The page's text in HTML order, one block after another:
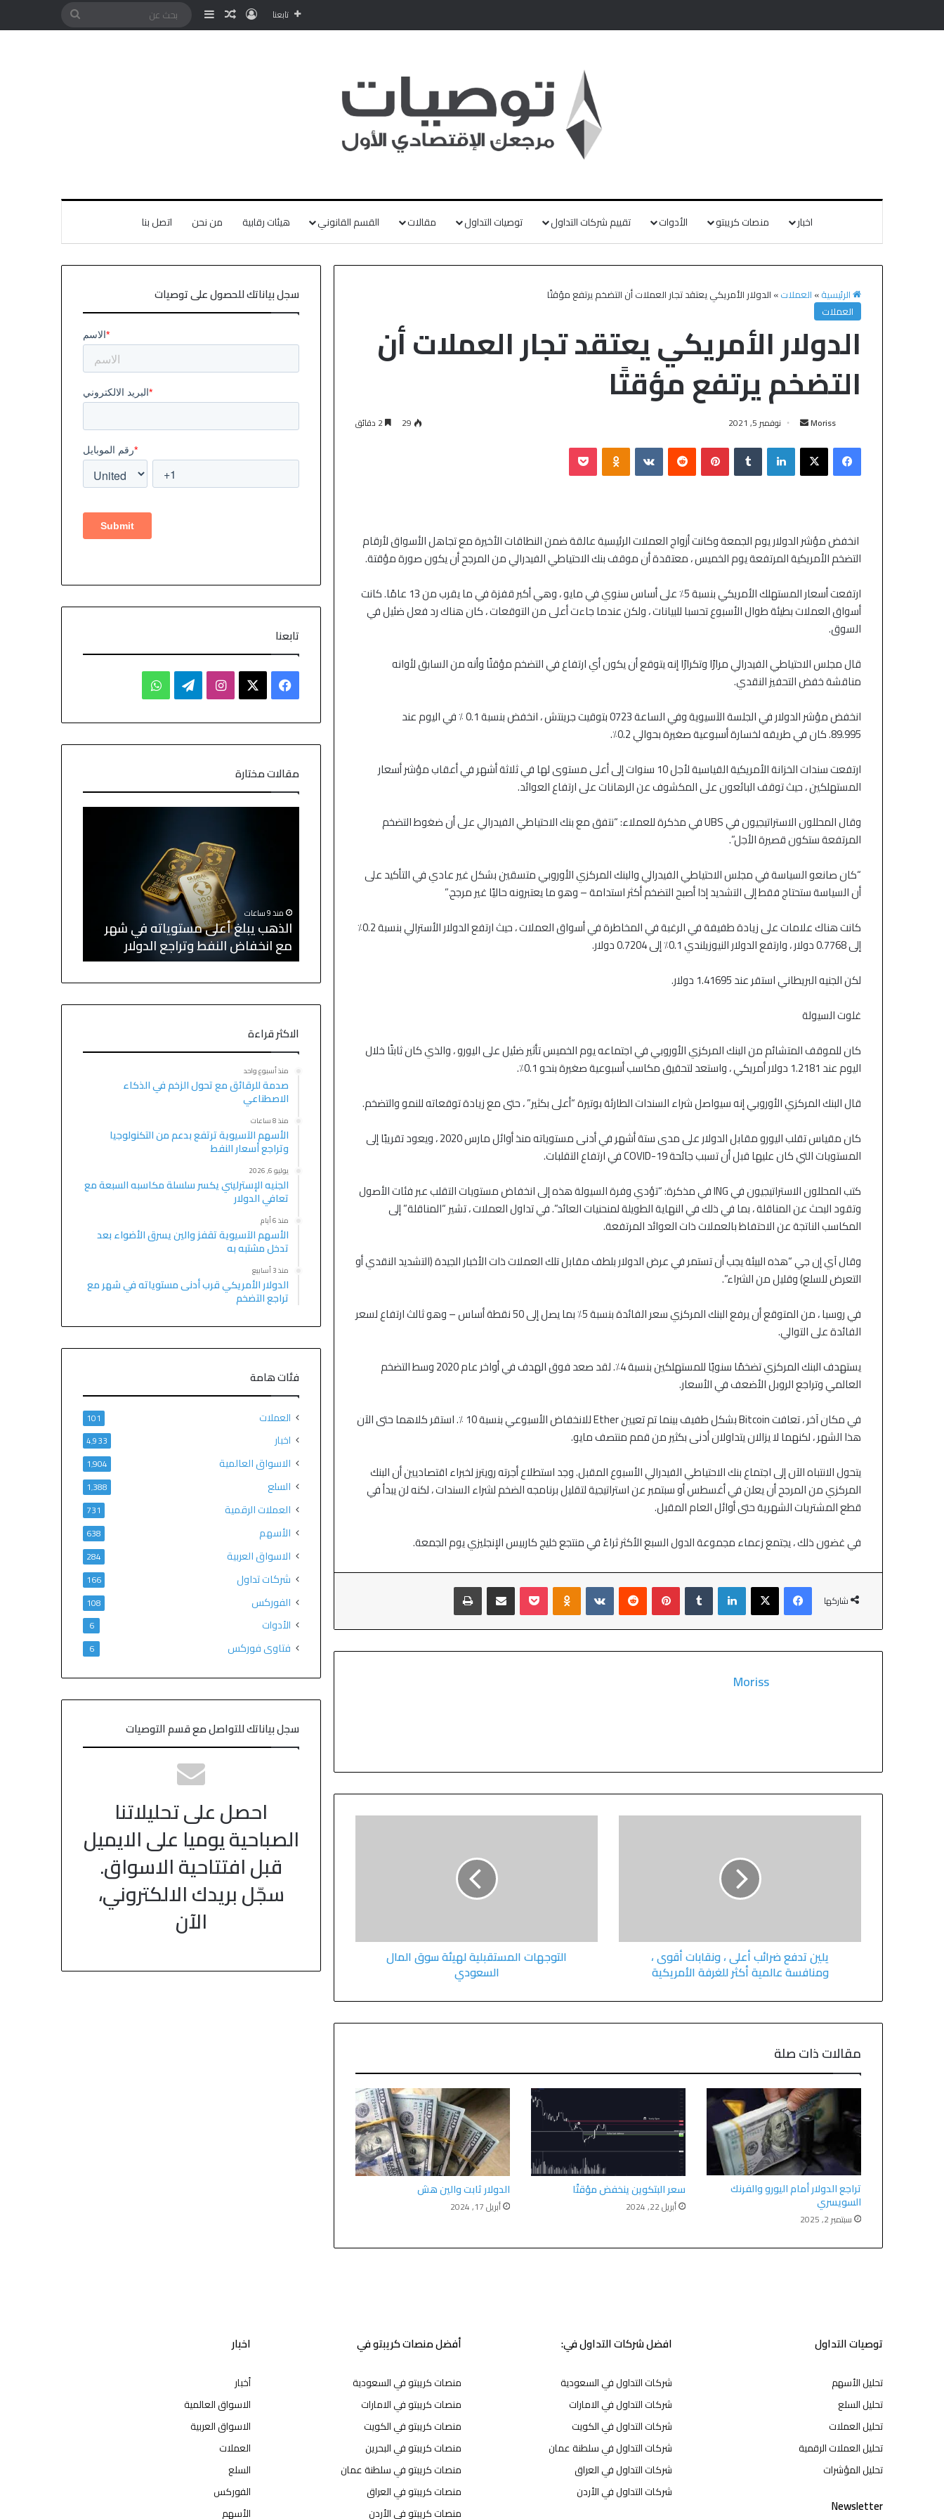
تابعنا
اخبار منصات كريبتو الأدوات تقييم شركات التداول توصيات التداول مقالات القسم القانوني هيئات رقابية من نحن اتصل بنا
الرئيسية» العملات» الدولار الأمريكي يعتقد تجار العملات أن التضخم يرتفع مؤقتًا
العملات
الدولار الأمريكي يعتقد تجار العملات أن
التضخم يرتفع مؤقتًا
Moriss نوفمبر 5, 2021 29
انخفض مؤشر الدولار يوم الجمعة وكانت أزواج العملات الرئيسية عالقة ضمن النطاقات الأخيرة مع تجاهل الأسواق لأرقام
التضخم الأمريكية المرتفعة يوم الخميس ، معتقدة أن موقف بنك الاحتياطي الفيدرالي من المرجح أن يكون صورة مؤقتة.
ارتفعت أسعار المستهلك الأمريكي بنسبة 5٪ على أساس سنوي في مايو ، وهي أكبر قفزة في ما يقرب من 13 عامًا. كانت
أسواق العملات بطيئة طوال الأسبوع تحسبا للبيانات ، ولكن عندما جاءت أعلى من التوقعات ، كان هناك رد فعل ضئيل في
السوق.
قال مجلس الاحتياطي الفيدرالي مرارًا وتكرارًا إنه يتوقع أن يكون أي ارتفاع في التضخم مؤقتًا وأنه من السابق لأوانه
مناقشة خفض التحفيز النقدي.
انخفض مؤشر الدولار في الجلسة الآسيوية وفي الساعة 0723 بتوقيت جرينتش ، انخفض بنسبة 0.1 ٪ في اليوم عند
89.995. كان في طريقه لخسارة أسبوعية صغيرة بحوالي 0.2٪.
ارتفعت سندات الخزانة الأمريكية القياسية لأجل 10 سنوات إلى أعلى مستوى لها في ثلاثة أشهر في أعقاب مؤشر أسعار
المستهلكين ، حيث توقف البائعون على المكشوف عن الرهانات على ارتفاع العوائد.
وقال المحللون الاستراتيجيون في UBS في مذكرة للعملاء: “نتفق مع بنك الاحتياطي الفيدرالي على أن ضغوط التضخم
المرتفعة ستكون قصيرة الأجل”.
“كان صانعو السياسة في مجلس الاحتياطي الفيدرالي والبنك المركزي الأوروبي متسقين بشكل غير عادي في التأكيد على
أن السياسة ستحتاج فقط إلى التشديد إذا أصبح التضخم أكثر استدامة – وهو ما يعتبرونه حاليًا غير مرجح.”
كانت هناك علامات على زيادة طفيفة في الرغبة في المخاطرة في أسواق العملات ، حيث ارتفع الدولار الأسترالي بنسبة 0.2٪
إلى 0.7768 دولار ، وارتفع الدولار النيوزيلندي 0.1٪ إلى 0.7204 دولار.
لكن الجنيه البريطاني استقر عند 1.41695 دولار.
غلوت السيولة
كان للموقف المتشائم من البنك المركزي الأوروبي في اجتماعه يوم الخميس تأثير ضئيل على اليورو ، والذي كان ثابتًا خلال
اليوم عند 1.2181 دولار أمريكي ، واستعد لتحقيق مكاسب أسبوعية صغيرة بنحو 0.1٪.
قال البنك المركزي الأوروبي إنه سيواصل شراء السندات الطارئة بوتيرة “أعلى بكثير” ، حتى مع زيادة توقعاته للنمو والتضخم.
كان مقياس تقلب اليورو مقابل الدولار على مدى ستة أشهر في أدنى مستوياته منذ أوائل مارس 2020 ، ويعود تقريبًا إلى
المستويات التي كان عليها قبل أن تسبب جائحة COVID-19 في ارتفاع التقلبات.
كتب المحللون الاستراتيجيون في ING في مذكرة: “تؤدي وفرة السيولة هذه إلى انخفاض مستويات التقلب عبر فئات الأصول
وتقود البحث عن المناقلة ، بما في ذلك في النهاية الطويلة لمنحنيات العائد”. في تداول العملات ، تشير “المناقلة” إلى
المكاسب الناتجة عن الاحتفاظ بالعملات ذات العوائد المرتفعة.
وقال آي إن جي “هذه البيئة يجب أن تستمر في عرض الدولار بلطف مقابل تلك العملات ذات الأخبار الجيدة (التشديد النقدي أو
التعرض للسلع) وقليل من الشراء”.
في روسيا ، من المتوقع أن يرفع البنك المركزي سعر الفائدة بنسبة 5٪ بما يصل إلى 50 نقطة أساس – وهو ثالث ارتفاع لسعر
الفائدة على التوالي.
يستهدف البنك المركزي تضخمًا سنويًا للمستهلكين بنسبة 4٪. لقد صعد فوق الهدف في أواخر عام 2020 وسط التضخم
العالمي وتراجع الروبل الأضعف في الأسعار.
في مكان آخر ، تعافت Bitcoin بشكل طفيف بينما تم تعيين Ether للانخفاض الأسبوعي بنسبة 10 ٪. استقر كلاهما حتى الآن
هذا الشهر ، لكنهما لا يزالان يتداولان أدنى بكثير من قمم منتصف مايو.
يتحول الانتباه الآن إلى اجتماع بنك الاحتياطي الفيدرالي الأسبوع المقبل. وجد استطلاع أجرته رويترز لخبراء اقتصاديين أن البنك
المركزي من المرجح أن يعلن في أغسطس أو سبتمبر عن استراتيجية لتقليل برنامجه الضخم لشراء السندات ، لكنه لن يبدأ في
قطع المشتريات الشهرية حتى أوائل العام المقبل.
في غضون ذلك ، يجتمع زعماء مجموعة الدول السبع الأكثر ثراءً في منتجع خليج كاربيس الإنجليزي يوم الجمعة.
شاركها
Moriss
يلين تدفع ضرائب أعلى ، ونقابات أقوى ،
ومنافسة عالمية أكثر للغرفة الأمريكية
التوجهات المستقبلية لهيئة سوق المال
السعودي
مقالات ذات صلة
تراجع الدولار أمام اليورو والفرنك
السويسري
سبتمبر 2, 2025
سعر البتكوين ينخفض مؤقتًا
أبريل 22, 2024
الدولار ثابت والين هش
أبريل 17, 2024
سجل بياناتك للحصول على توصيات
تابعنا
مقالات مختارة
الأسهم الآسيوية ترتفع بدعم من
التكنولوجيا وتراجع أسعار النفط
الين يستقر عقب التدخل والدولار قرب
أدنى مستوياته
النفط يواصل انخفاضه في انتظار نتائج
منذ 9 ساعات
الذهب يبلغ أعلى مستوياته في شهر
مع انخفاض النفط وتراجع الدولار
الاكثر قراءة
منذ أسبوع واحد
صدمة للرقائق مع تحول الزخم في الذكاء
الاصطناعي
منذ 8 ساعات
الأسهم الآسيوية ترتفع بدعم من التكنولوجيا
وتراجع أسعار النفط
يوليو 6, 2026
الجنيه الإسترليني يكسر سلسلة مكاسبه السبعة مع
تعافي الدولار
منذ 6 أيام
الأسهم الآسيوية تقفز والين يسرق الأضواء بعد
تدخل مشتبه به
منذ 3 أسابيع
الدولار الأمريكي قرب أدنى مستوياته في شهر مع
تراجع التضخم
فئات هامة
العملات 101
اخبار 4٬933
الاسواق العالمية 1٬904
السلع 1٬388
العملات الرقمية 731
الأسهم 638
الاسواق العربية 284
شركات تداول 166
الفوركس 108
الأدوات 6
فتاوى فوركس 6
سجل بياناتك للتواصل مع قسم التوصيات
احصل على تحليلاتنا
الصباحية يوميا على الايميل
قبل افتتاحية الاسواق.
سجّل بريدك الالكتروني،
الآن
توصيات التداول
تحليل الأسهم
تحليل السلع
تحليل العملات
تحليل العملات الرقمية
تحليل المؤشرات
Newsletter
افضل شركات التداول في:
شركات التداول في السعودية
شركات التداول في الامارات
شركات التداول في الكويت
شركات التداول في سلطنة عمان
شركات التداول في العراق
شركات التداول في الأردن
أفضل منصات كريبتو في
منصات كريبتو في السعودية
منصات كريبتو في الامارات
منصات كريبتو في الكويت
منصات كريبتو في البحرين
منصات كريبتو في سلطنة عمان
منصات كريبتو في العراق
منصات كريبتو في الأردن
اخبار
أخبار
الاسواق العالمية
الاسواق العربية
العملات
السلع
الفوركس
الأسهم